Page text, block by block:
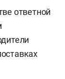
ответной